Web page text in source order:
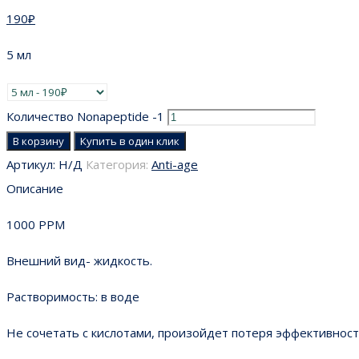
190₽
5 мл
Количество Nonapeptide -1
В корзину Купить в один клик
Артикул: Н/Д Категория: Anti-age
Описание
1000 PPM
Внешний вид- жидкость.
Растворимость: в воде
Не сочетать с кислотами, произойдет потеря